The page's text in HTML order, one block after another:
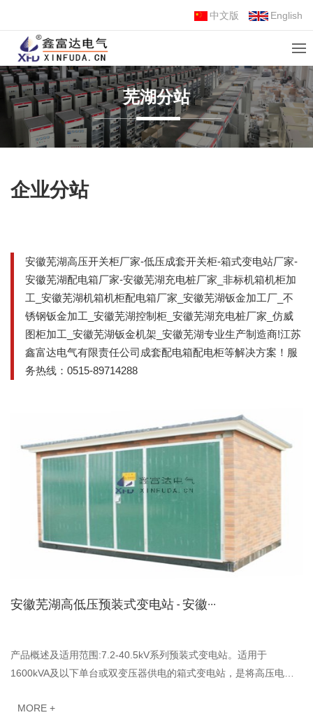
中文版 English
芜湖分站
企业分站
安徽芜湖高压开关柜厂家-低压成套开关柜-箱式变电站厂家-
安徽芜湖配电箱厂家-安徽芜湖充电桩厂家_非标机箱机柜加
工_安徽芜湖机箱机柜配电箱厂家_安徽芜湖钣金加工厂_不
锈钢钣金加工_安徽芜湖控制柜_安徽芜湖充电桩厂家_仿威
图柜加工_安徽芜湖钣金机架_安徽芜湖专业生产制造商!江苏
鑫富达电气有限责任公司成套配电箱配电柜等解决方案！服
务热线：0515-89714288
安徽芜湖高低压预装式变电站 - 安徽···
产品概述及适用范围:7.2-40.5kV系列预装式变电站。适用于
1600kVA及以下单台或双变压器供电的箱式变电站，是将高压电器
MORE +